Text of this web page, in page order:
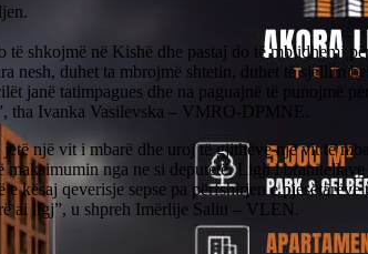
shkojmë në Kishë dhe pastaj do të mblidhemi
nesh, duhet ta mbrojmë shtetin, duhet të sjellim
janë tatimpagues dhe na paguajnë të punojmë
tha Ivanka Vasilevska – VMRO-DPMNE.
një vit i mbarë dhe uroj të gjithëve një vit të
maksimumin nga ne si deputetë. Ligji i branitellave
e kësaj qeverisje sepse pa përfshirjen e
ai ligj”, u shpreh Imërlije Saliu – VLEN.